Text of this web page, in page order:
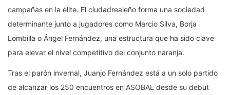
campañas en la élite. El ciudadrealeño forma una sociedad
determinante junto a jugadores como Marcio Silva, Borja
Lombilla o Ángel Fernández, una estructura que ha sido clave
para elevar el nivel competitivo del conjunto naranja.
Tras el parón invernal, Juanjo Fernández está a un solo partido
de alcanzar los 250 encuentros en ASOBAL desde su debut